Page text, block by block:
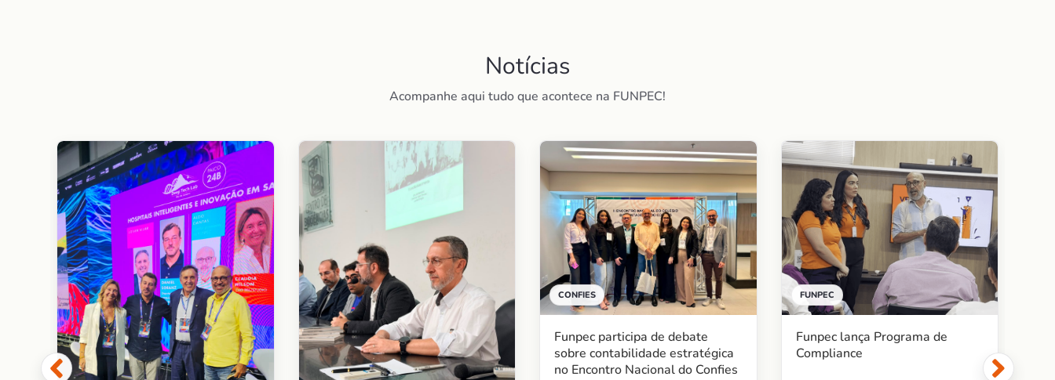
Notícias
Acompanhe aqui tudo que acontece na FUNPEC!
CONFIES
Funpec participa de debate
sobre contabilidade estratégica
no Encontro Nacional do Confies
FUNPEC
Funpec lança Programa de
Compliance